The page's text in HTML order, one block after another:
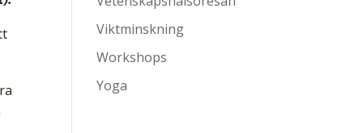
Viktminskning
Workshops
Yoga